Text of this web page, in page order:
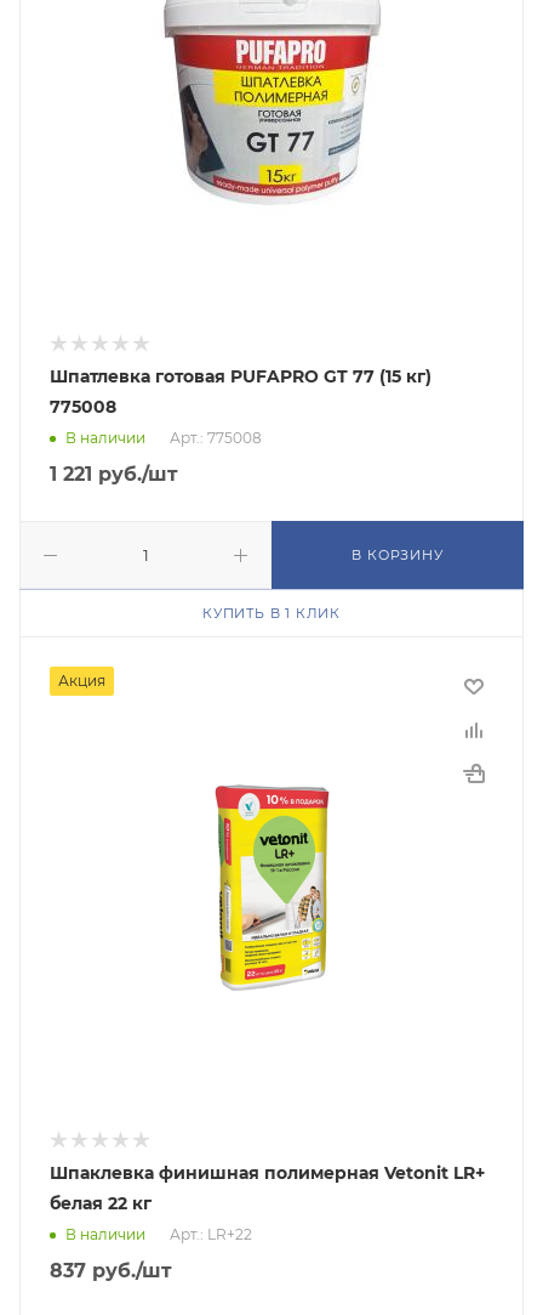
Шпатлевка готовая PUFAPRO GT 77 (15 кг)
775008
В наличии Арт.: 775008
1 221 руб./шт
В КОРЗИНУ
КУПИТЬ В 1 КЛИК
Акция
Шпаклевка финишная полимерная Vetonit LR+
белая 22 кг
В наличии Арт.: LR+22
837 руб./шт